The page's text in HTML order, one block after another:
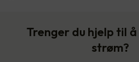
Trenger du hjelp til
strøm?